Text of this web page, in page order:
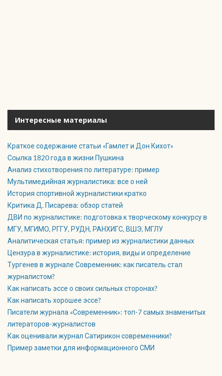
Интересные материалы
Краткое содержание статьи «Гамлет и Дон Кихот»
Ссылка 1820 года в жизни Пушкина
Анализ стихотворения по литературе: пример
Мультимедийная журналистика: все о ней
История спортивной журналистики кратко
Критика Д. Писарева: обзор статей
ДВИ по журналистике: подготовка к творческому конкурсу в
МГУ, МГИМО, РГГУ, РУДН, РАНХИГС, ВШЭ, МГЛУ
Аналитическая статья: пример из журналистики данных
Цензура в журналистике: история, виды и определение
Тургенев в журнале Современник: как писатель стал
журналистом?
Как написать эссе о своих сильных сторонах?
Как написать хорошее эссе?
Писатели журнала «Современник»: топ-7 самых знаменитых
литераторов-журналистов
Как оценивали журнал Сатирикон современники?
Пример заметки для информационного СМИ